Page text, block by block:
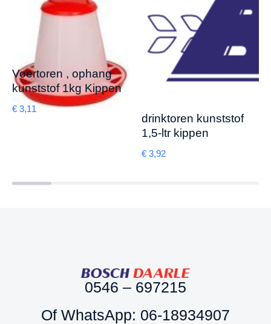
Voertoren , ophang
kunststof 1kg Kippen
€ 3,11
drinktoren kunststof
1,5-ltr kippen
€ 3,92
0546 – 697215
Of WhatsApp: 06-18934907